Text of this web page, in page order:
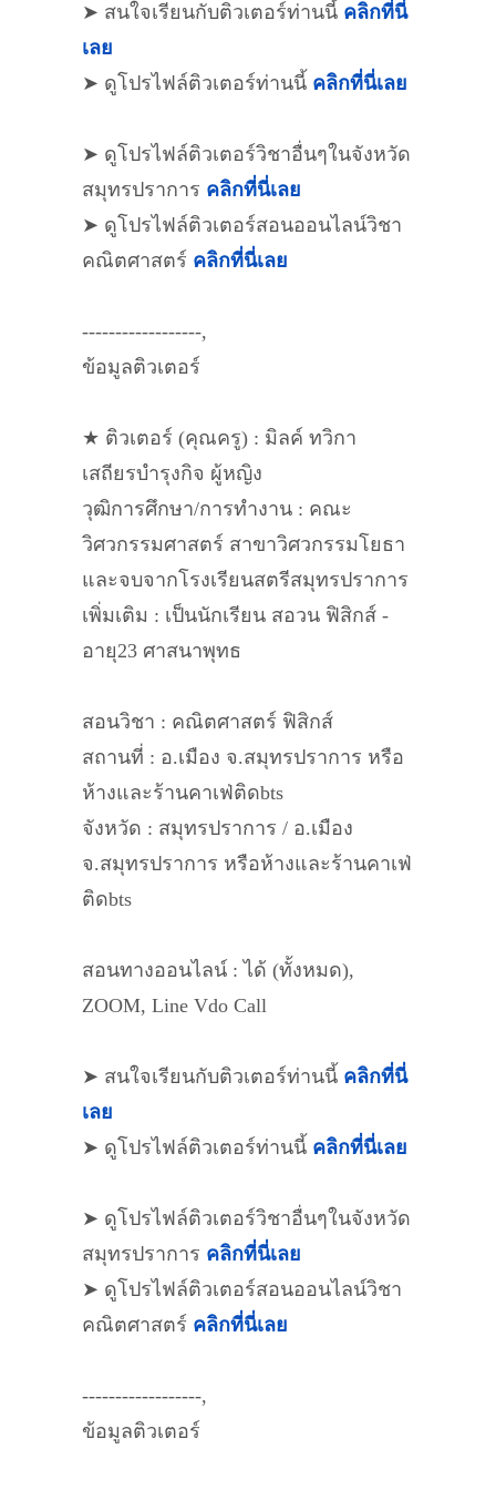
➤ สนใจเรียนกับติวเตอร์ท่านนี้ คลิกที่นี่
เลย
➤ ดูโปรไฟล์ติวเตอร์ท่านนี้ คลิกที่นี่เลย
➤ ดูโปรไฟล์ติวเตอร์วิชาอื่นๆในจังหวัด
สมุทรปราการ คลิกที่นี่เลย
➤ ดูโปรไฟล์ติวเตอร์สอนออนไลน์วิชา
คณิตศาสตร์ คลิกที่นี่เลย
------------------,
ข้อมูลติวเตอร์
★ ติวเตอร์ (คุณครู) : มิลค์ ทวิกา
เสถียรบำรุงกิจ ผู้หญิง
วุฒิการศึกษา/การทำงาน : คณะ
วิศวกรรมศาสตร์ สาขาวิศวกรรมโยธา
และจบจากโรงเรียนสตรีสมุทรปราการ
เพิ่มเติม : เป็นนักเรียน สอวน ฟิสิกส์ -
อายุ23 ศาสนาพุทธ
สอนวิชา : คณิตศาสตร์ ฟิสิกส์
สถานที่ : อ.เมือง จ.สมุทรปราการ หรือ
ห้างและร้านคาเฟ่ติดbts
จังหวัด : สมุทรปราการ / อ.เมือง
จ.สมุทรปราการ หรือห้างและร้านคาเฟ่
ติดbts
สอนทางออนไลน์ : ได้ (ทั้งหมด),
ZOOM, Line Vdo Call
➤ สนใจเรียนกับติวเตอร์ท่านนี้ คลิกที่นี่
เลย
➤ ดูโปรไฟล์ติวเตอร์ท่านนี้ คลิกที่นี่เลย
➤ ดูโปรไฟล์ติวเตอร์วิชาอื่นๆในจังหวัด
สมุทรปราการ คลิกที่นี่เลย
➤ ดูโปรไฟล์ติวเตอร์สอนออนไลน์วิชา
คณิตศาสตร์ คลิกที่นี่เลย
------------------,
ข้อมูลติวเตอร์